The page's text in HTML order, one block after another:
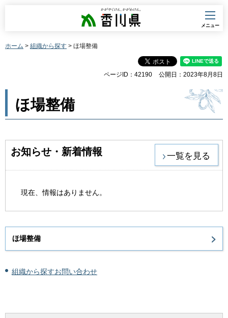
香川県
メニュー
ホーム > 組織から探す > ほ場整備
ページID：42190 公開日：2023年8月8日
ほ場整備
お知らせ・新着情報 一覧を見る
現在、情報はありません。
ほ場整備
組織から探すお問い合わせ